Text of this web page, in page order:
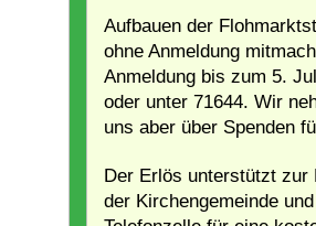
Aufbauen der
ohne Anmeldung
Anmeldung bis zum 5.
oder unter 71644. Wir
uns aber über Spenden
Der Erlös unterstützt zur
der Kirchengemeinde